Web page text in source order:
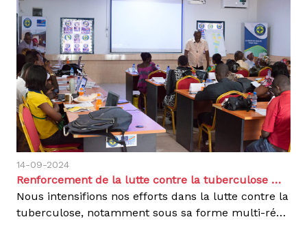
14-09-2024
Renforcement de la lutte contre la tuberculose multi-résistante à Kinshasa grâce à la collaboration avec la Plateforme Hospitalière RDC et le CEDA en RDC
Nous intensifions nos efforts dans la lutte contre la
tuberculose, notamment sous sa forme multi-résistante (TB-MR), en République Démocratique du Congo (RDC). Depuis plus de 60 ans, notre organisation se mobilise pour améliorer l’accès aux soins, diagnostiquer les malades et offrir un traitement complet et gratuit aux personnes touchées par la tuberculose, particulièrement dans les zones où les besoins sont les plus grands.À Kinshasa, la prise en charge des patients atteints de tuberculose multi-résistante a débuté il y a plus de 10 ans et s'est progressivement étendue à 50 Centres de Diagnostic et de Traitement (CDT TB PR) dans la ville. Malgré ces efforts, des défis subsistent. Les interruptions de traitement, la gestion inadéquate des effets secondaires et le manque de personnel formé augmentent le risque d’abandon et d’échec, pouvant entraîner l’apparition de formes plus graves de la maladie, comme la tuberculose ultra-résistante (XDR-TB). Face à cette situation critique, nous avons pris l’initiative de renforcer les capacités des prestataires de santé.En collaboration avec la Plateforme Hospitalière RDC (PH RDC) et notre Centre d’Excellence Damien (CEDA), nous avons organisé une formation destinée à 65 prestataires de santé issus de plusieurs Centres de Diagnostic et de Traitement (CDT TB PR) à Kinshasa. Cette formation, qui s'est tenue du 12 au 13 septembre 2024 dans la salle de conférence de MEMISA, visait à améliorer la qualité des soins et à garantir une prise en charge optimale des patients atteints de tuberculose pharmaco-résistante.Grâce à ces actions, les prestataires formés sont désormais mieux équipés pour faire face aux effets secondaires graves des traitements, assurer un suivi rigoureux des patients et éviter les abandons de traitement, réduisant ainsi le risque de propagation des formes résistantes de la tuberculose.Notre engagement ne s’arrête pas là. En travaillant en étroite collaboration avec les autorités locales et nos partenaires, nous mettons en place des stratégies à long terme pour renforcer le système de santé en RDC. Notre mission est de garantir à chaque patient un accès aux soins de qualité, tout en réduisant la propagation de cette maladie dévastatrice. En formant les professionnels de santé et en améliorant les infrastructures, nous contribuons directement à la diminution de la mortalité et à une meilleure prise en charge des malades.Nous sommes déterminés à poursuivre cette lutte jusqu’à ce que la tuberculose, sous toutes ses formes, soit définitivement éliminée. Ensemble, avec nos partenaires et les communautés locales, nous faisons un pas de plus vers un avenir où la tuberculose ne sera plus une menace pour nos sociétés.Ensemble, continuons à combattre la tuberculose.